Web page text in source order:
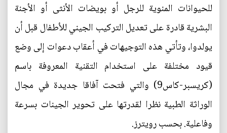
للحيوانات المنوية للرجل أو بويضات الأنثى أو الأجنة
البشرية قادرة على تعديل التركيب الجيني للأطفال قبل أن
يولدوا، وتأتي هذه التوجيهات في أعقاب دعوات إلى وضع
قيود مختلفة على استخدام التقنية المعروفة باسم
(كريسبر-كاس9) والتي فتحت آفاقا جديدة في مجال
الوراثة الطبية نظرا لقدرتها على تحوير الجينات بسرعة
وفاعلية. بحسب رويترز.